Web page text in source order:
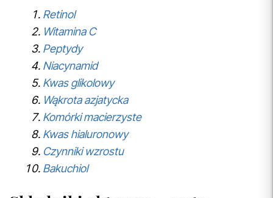
Retinol
Witamina C
Peptydy
Niacynamid
Kwas glikolowy
Wąkrota azjatycka
Komórki macierzyste
Kwas hialuronowy
Czynniki wzrostu
Bakuchiol